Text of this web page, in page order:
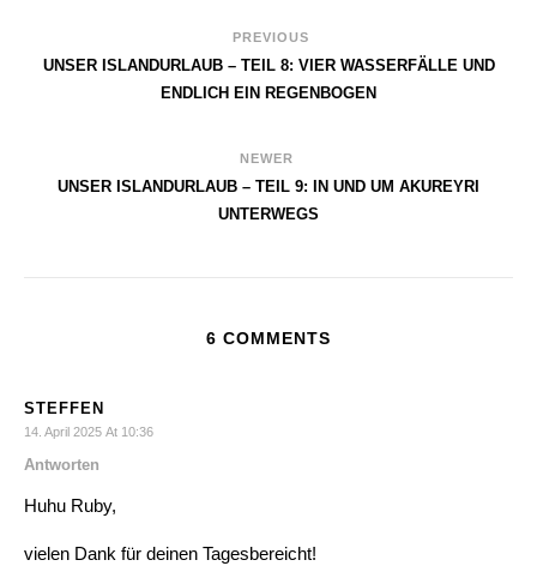
PREVIOUS
UNSER ISLANDURLAUB – TEIL 8: VIER WASSERFÄLLE UND
ENDLICH EIN REGENBOGEN
NEWER
UNSER ISLANDURLAUB – TEIL 9: IN UND UM AKUREYRI
UNTERWEGS
6 COMMENTS
STEFFEN
14. April 2025 At 10:36
Antworten
Huhu Ruby,
vielen Dank für deinen Tagesbereicht!